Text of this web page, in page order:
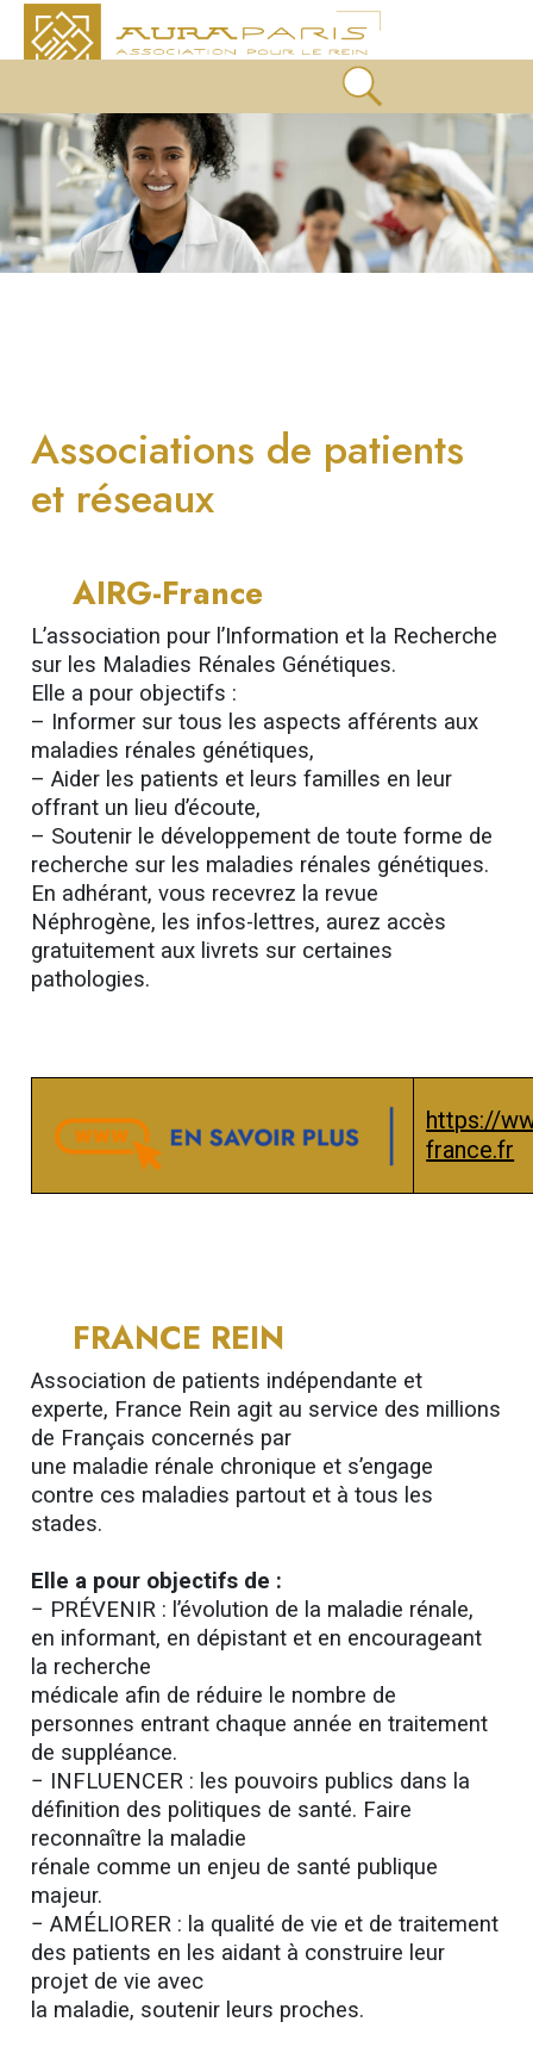
Associations de patients
et réseaux
AIRG-France
L’association pour l’Information et la Recherche
sur les Maladies Rénales Génétiques.
Elle a pour objectifs :
– Informer sur tous les aspects afférents aux
maladies rénales génétiques,
– Aider les patients et leurs familles en leur
offrant un lieu d’écoute,
– Soutenir le développement de toute forme de
recherche sur les maladies rénales génétiques.
En adhérant, vous recevrez la revue
Néphrogène, les infos-lettres, aurez accès
gratuitement aux livrets sur certaines
pathologies.
https://
france.fr
FRANCE REIN
Association de patients indépendante et
experte, France Rein agit au service des millions
de Français concernés par
une maladie rénale chronique et s’engage
contre ces maladies partout et à tous les
stades.
Elle a pour objectifs de :
− PRÉVENIR : l’évolution de la maladie rénale,
en informant, en dépistant et en encourageant
la recherche
médicale afin de réduire le nombre de
personnes entrant chaque année en traitement
de suppléance.
− INFLUENCER : les pouvoirs publics dans la
définition des politiques de santé. Faire
reconnaître la maladie
rénale comme un enjeu de santé publique
majeur.
− AMÉLIORER : la qualité de vie et de traitement
des patients en les aidant à construire leur
projet de vie avec
la maladie, soutenir leurs proches.